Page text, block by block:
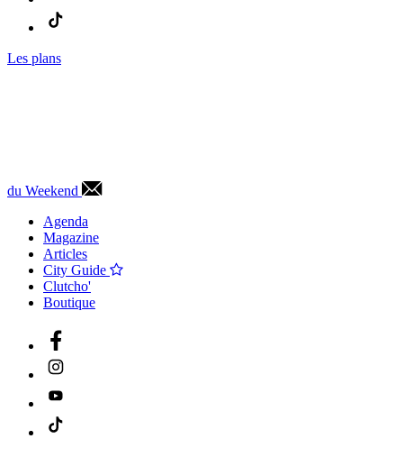
Les plans
du Weekend
Agenda
Magazine
Articles
City Guide
Clutcho'
Boutique